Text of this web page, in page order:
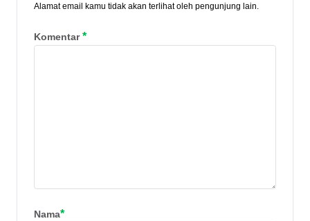
Alamat email kamu tidak akan terlihat oleh pengunjung lain.
Komentar*
Nama*